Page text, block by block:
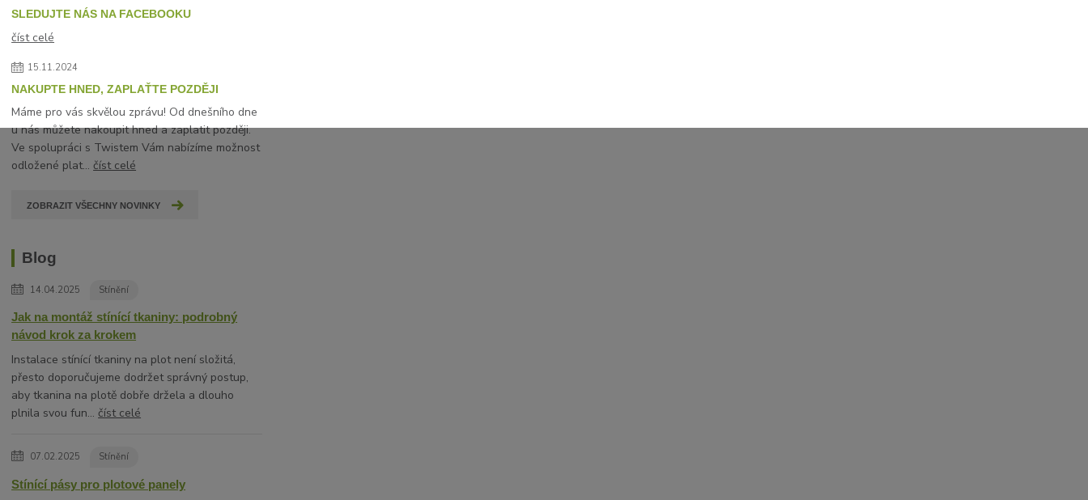
SLEDUJTE NÁS NA FACEBOOKU
číst celé
15.11.2024
NAKUPTE HNED, ZAPLAŤTE POZDĚJI
Máme pro vás skvělou zprávu! Od dnešního dne
u nás můžete nakoupit hned a zaplatit později.
Ve spolupráci s Twistem Vám nabízíme možnost
odložené plat...číst celé
ZOBRAZIT VŠECHNY NOVINKY
Blog
14.04.2025 Stínění
Jak na montáž stínící tkaniny: podrobný
návod krok za krokem
Instalace stínící tkaniny na plot není složitá,
přesto doporučujeme dodržet správný postup,
aby tkanina na plotě dobře držela a dlouho
plnila svou fun...číst celé
07.02.2025 Stínění
Stínící pásy pro plotové panely